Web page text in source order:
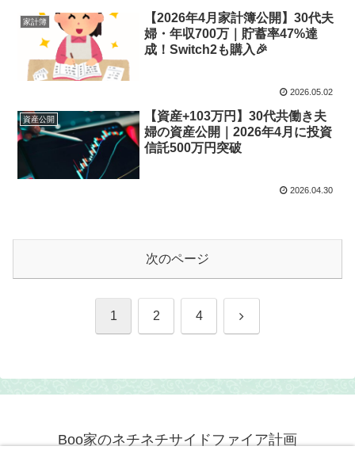
家計簿
【2026年4月家計簿公開】30代夫
婦・年収700万｜貯蓄率47%達
成！Switch2も購入🎉
2026.05.02
資産公開
【資産+103万円】30代共働き夫
婦の資産公開｜2026年4月に投資
信託500万円突破
2026.04.30
次のページ
1 2 4 次
Boo家のネチネチサイドファイア計画